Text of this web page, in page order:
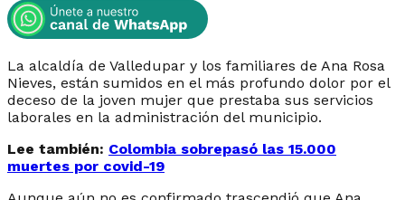
La alcaldía de Valledupar y los familiares de Ana Rosa
Nieves, están sumidos en el más profundo dolor por el
deceso de la joven mujer que prestaba sus servicios
laborales en la administración del municipio.
Lee también: Colombia sobrepasó las 15.000
muertes por covid-19